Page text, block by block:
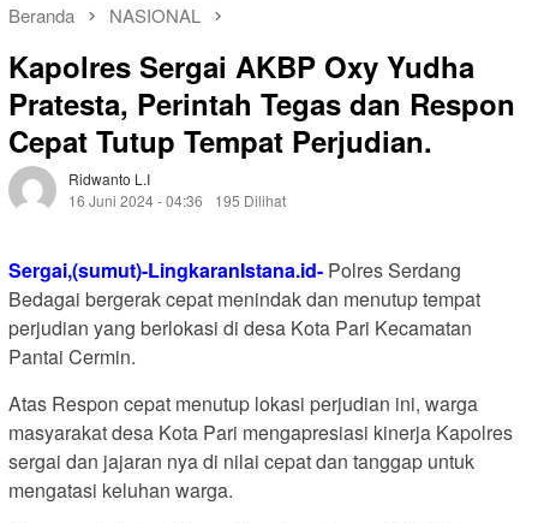
Beranda NASIONAL
Kapolres Sergai AKBP Oxy Yudha
Pratesta, Perintah Tegas dan Respon
Cepat Tutup Tempat Perjudian.
Ridwanto L.i
16 Juni 2024 - 04:36
195 Dilihat
Sergai,(sumut)-LingkaranIstana.id- Polres Serdang
Bedagai bergerak cepat menindak dan menutup tempat
perjudian yang berlokasi di desa Kota Pari Kecamatan
Pantai Cermin.
Atas Respon cepat menutup lokasi perjudian ini, warga
masyarakat desa Kota Pari mengapresiasi kinerja Kapolres
sergai dan jajaran nya di nilai cepat dan tanggap untuk
mengatasi keluhan warga.